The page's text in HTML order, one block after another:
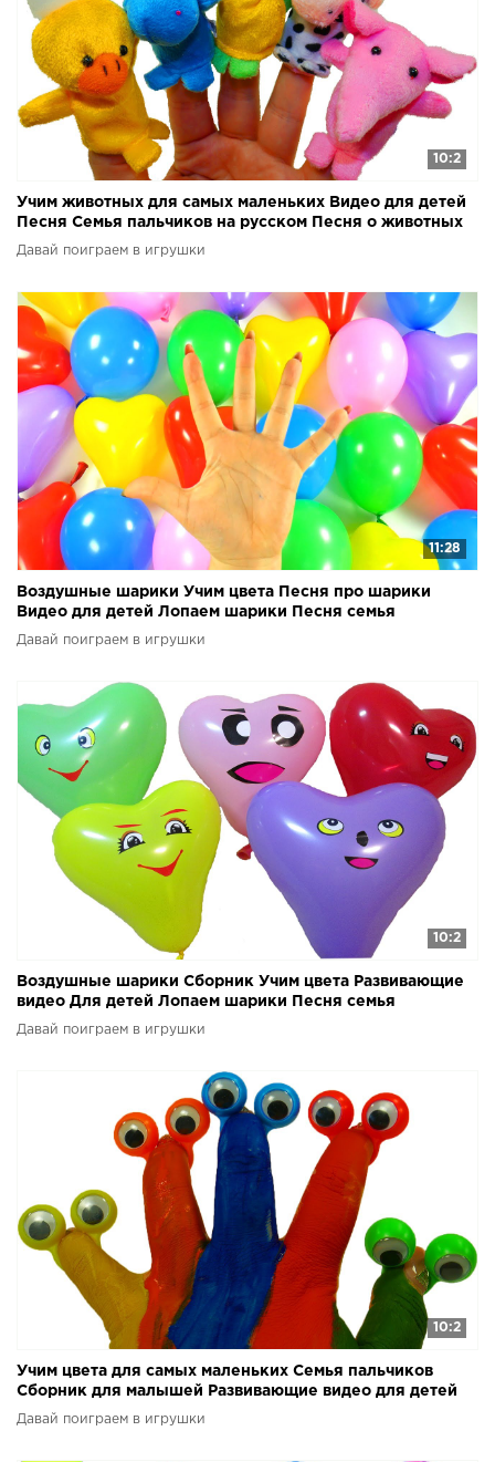
10:2
Учим животных для самых маленьких Видео для детей
Песня Семья пальчиков на русском Песня о животных
Давай поиграем в игрушки
11:28
Воздушные шарики Учим цвета Песня про шарики
Видео для детей Лопаем шарики Песня семья
пальчиков
Давай поиграем в игрушки
10:2
Воздушные шарики Сборник Учим цвета Развивающие
видео Для детей Лопаем шарики Песня семья
пальчиков
Давай поиграем в игрушки
10:2
Учим цвета для самых маленьких Семья пальчиков
Сборник для малышей Развивающие видео для детей
Давай поиграем в игрушки